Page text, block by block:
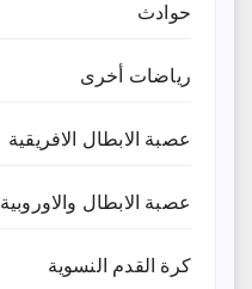
حوادث
رياضات أخرى
عصبة الابطال الافريقية
عصبة الابطال والاوروبية
كرة القدم النسوية